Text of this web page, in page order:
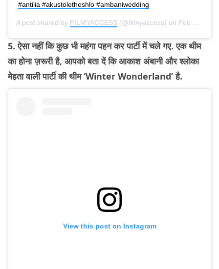
#antilia #akustoletheshlo #ambaniwedding
A post shared by FILMYACCESS (@filmyaccess) on Feb 25, 2019 at 6:55pm PST
5. ऐसा नहीं कि कुछ भी महंगा पहन कर पार्टी में चले गए. एक थीम
का होना ज़रूरी है, आपको बता दें कि आकाश अंबानी और श्लोका
मेहता वाली पार्टी की थीम ‘Winter Wonderland’ है.
View this post on Instagram